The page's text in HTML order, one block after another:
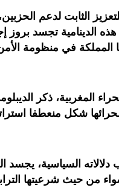
الثابت لدعم
هذه الدينامية تجسد
المملكة في منظومة
ذكر
شكل منعطفا
دلالاته السياسية،
من حيث شرعيتها